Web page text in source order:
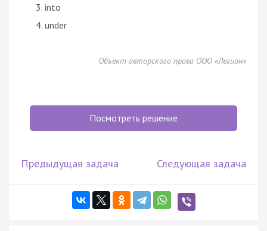
into
under
Объект авторского права ООО «Легион»
Посмотреть решение
Предыдущая задача Следующая задача